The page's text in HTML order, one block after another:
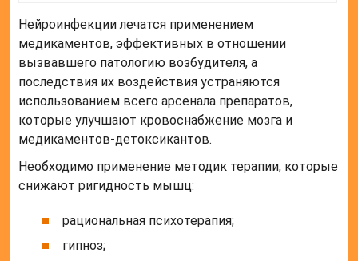
Нейроинфекции лечатся применением
медикаментов, эффективных в отношении
вызвавшего патологию возбудителя, а
последствия их воздействия устраняются
использованием всего арсенала препаратов,
которые улучшают кровоснабжение мозга и
медикаментов-детоксикантов.
Необходимо применение методик терапии, которые
снижают ригидность мышц:
рациональная психотерапия;
гипноз;